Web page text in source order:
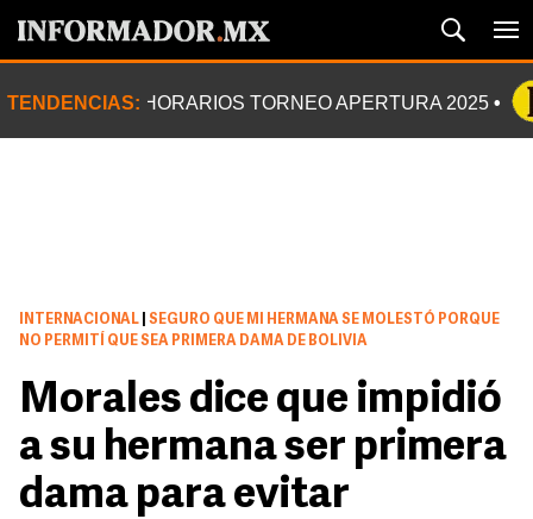
TENDENCIAS: HORARIOS TORNEO APERTURA 2025
INTERNACIONAL
SEGURO QUE MI HERMANA SE MOLESTÓ PORQUE
NO PERMITÍ QUE SEA PRIMERA DAMA DE BOLIVIA
Morales dice que impidió
a su hermana ser primera
dama para evitar